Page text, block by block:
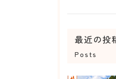
最近の投
Posts